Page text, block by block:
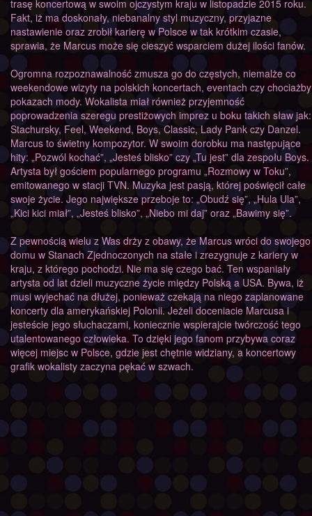
trasę koncertową w swoim ojczystym kraju w listopadzie 2015 roku.
Fakt, iż ma doskonały, niebanalny styl muzyczny, przyjazne
nastawienie oraz zrobił karierę w Polsce w tak krótkim czasie,
sprawia, że Marcus może się cieszyć wsparciem dużej ilości fanów.
Ogromna rozpoznawalność zmusza go do częstych, niemalże co
weekendowe wizyty na polskich koncertach, eventach czy chociażby
pokazach mody. Wokalista miał również przyjemność
poprowadzenia szeregu prestiżowych imprez u boku takich sław jak:
Stachursky, Feel, Weekend, Boys, Classic, Lady Pank czy Danzel.
Marcus to świetny kompozytor. W swoim dorobku ma następujące
hity: „Pozwól kochać”, „Jesteś blisko” czy „Tu jest” dla zespołu Boys.
Artysta był gościem popularnego programu „Rozmowy w Toku”,
emitowanego w stacji TVN. Muzyka jest pasją, której poświęcił całe
swoje życie. Jego największe przeboje to: „Obudź się”, „Hula Ula”,
„Kici kici miał”, „Jesteś blisko”, „Niebo mi daj” oraz „Bawimy się”.
Z pewnością wielu z Was drży z obawy, że Marcus wróci do swojego
domu w Stanach Zjednoczonych na stałe i zrezygnuje z kariery w
kraju, z którego pochodzi. Nie ma się czego bać. Ten wspaniały
artysta od lat dzieli muzyczne życie między Polską a USA. Bywa, iż
musi wyjechać na dłużej, ponieważ czekają na niego zaplanowane
koncerty dla amerykańskiej Polonii. Jeżeli doceniacie Marcusa i
jesteście jego słuchaczami, koniecznie wspierajcie twórczość tego
utalentowanego człowieka. To dzięki jego fanom przybywa coraz
więcej miejsc w Polsce, gdzie jest chętnie widziany, a koncertowy
grafik wokalisty zaczyna pękać w szwach.